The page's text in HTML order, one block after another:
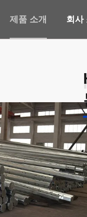
제품 소개 회사